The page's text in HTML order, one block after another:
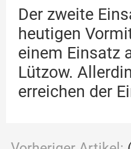
Der zweite
heutigen
einem Einsatz
Lützow.
erreichen der